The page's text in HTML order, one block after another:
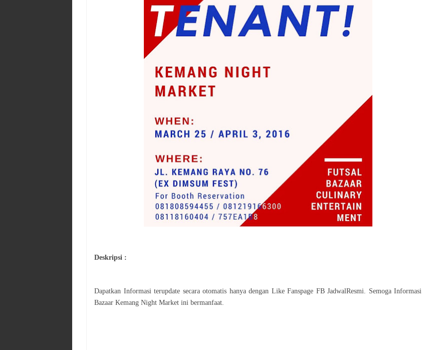
Deskripsi :
Dapatkan Informasi terupdate secara otomatis hanya dengan Like Fanspage FB JadwalResmi. Semoga Informasi
Bazaar Kemang Night Market ini bermanfaat.